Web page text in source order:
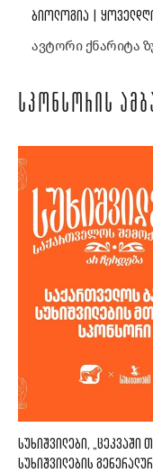
ᲑᲘᲝᲚᲝᲒᲘᲐ |
ავტორი ქნარიტა
ᲡᲞᲝᲜᲡᲝᲠᲘᲡ
ᲡᲣᲮᲘᲨᲕᲘᲚᲔᲑᲘ, „ᲪᲔᲙᲕᲐᲨᲘ
ᲡᲣᲮᲘᲨᲕᲘᲚᲔᲑᲘᲡ